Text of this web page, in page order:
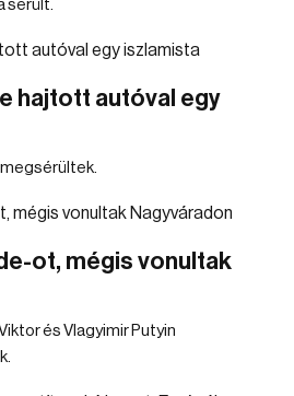
sérült.
hajtott autóval egy
ot, mégis vonultak
és Vlagyimir Putyin